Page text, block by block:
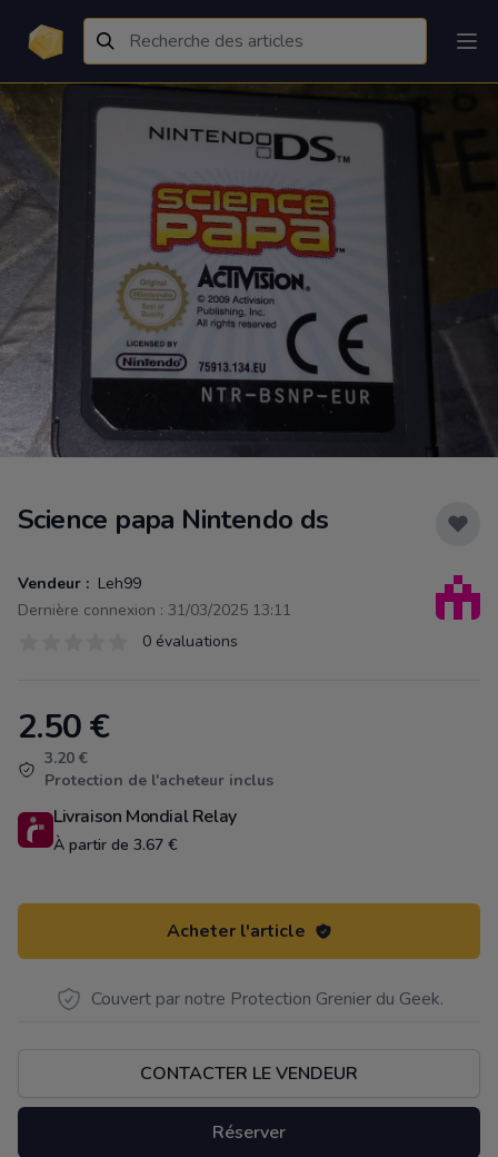
Science papa Nintendo ds
Vendeur : Leh99
Dernière connexion : 31/03/2025 13:11
0 évaluations
Product information
2.50€
3.20 €
Protection de l'acheteur inclus
Livraison Mondial Relay
À partir de 3.67 €
Acheter l'article
Couvert par notre Protection Grenier du Geek.
CONTACTER LE VENDEUR
Réserver